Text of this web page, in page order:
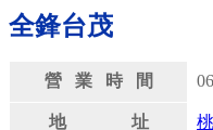
全鋒台茂
營 業 時 間
地 址